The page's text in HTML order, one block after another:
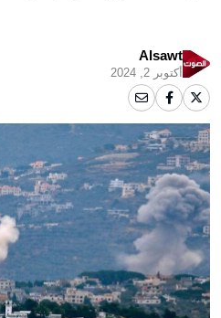
Alsawt
أكتوبر 2, 2024